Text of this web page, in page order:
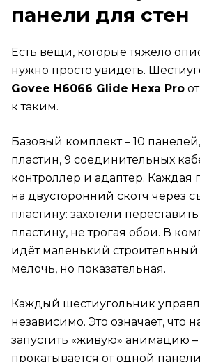
панели для стен
Есть вещи, которые тяжело
нужно просто увидеть.
Govee H6066 Glide Hexa Pro
к таким.
Базовый комплект – 10
пластин, 9 соединительных
контроллер и адаптер. Каждая
на двусторонний скотч через
пластину: захотели
пластину, не трогая обои. В
идёт маленький строительный
мелочь, но показательная.
Каждый шестиугольник
независимо. Это означает, что
запустить «живую» анимацию –
прокатывается от одной